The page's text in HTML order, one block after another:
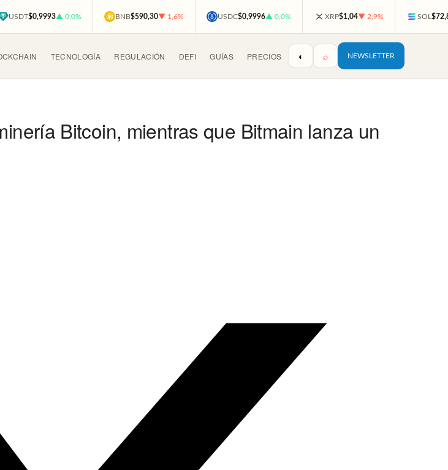
USDT$0,9993▲ 0,0% BNB$590,30▼ 1,6% USDC$0,9996▲ 0,0% XRP$1,04▼ 2,9% SOL
TECNOLOGÍA REGULACIÓN DEFI GUÍAS PRECIOS ◐ ⌕ NEWSLETTER
Bitcoin, mientras que Bitmain lanza un